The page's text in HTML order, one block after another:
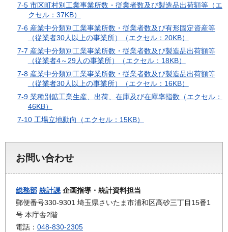
7-5 市区町村別工業事業所数・従業者数及び製造品出荷額等（エ
クセル：37KB）
7-6 産業中分類別工業事業所数・従業者数及び有形固定資産等
（従業者30人以上の事業所）（エクセル：20KB）
7-7 産業中分類別工業事業所数・従業者数及び製造品出荷額等
（従業者4～29人の事業所）（エクセル：18KB）
7-8 産業中分類別工業事業所数・従業者数及び製造品出荷額等
（従業者30人以上の事業所）（エクセル：16KB）
7-9 業種別鉱工業生産、出荷、在庫及び在庫率指数（エクセル：
46KB）
7-10 工場立地動向（エクセル：15KB）
お問い合わせ
総務部 統計課 企画指導・統計資料担当
郵便番号330-9301 埼玉県さいたま市浦和区高砂三丁目15番1
号 本庁舎2階
電話： 048-830-2305